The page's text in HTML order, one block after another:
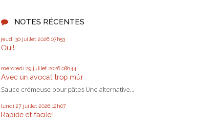
NOTES RÉCENTES
jeudi 30 juillet 2026 07h53
Oui!
mercredi 29 juillet 2026 08h44
Avec un avocat trop mûr
Sauce crémeuse pour pâtes Une alternative...
lundi 27 juillet 2026 12h07
Rapide et facile!